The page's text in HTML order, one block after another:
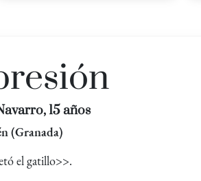
15 años
(Granada)
el gatillo>>.